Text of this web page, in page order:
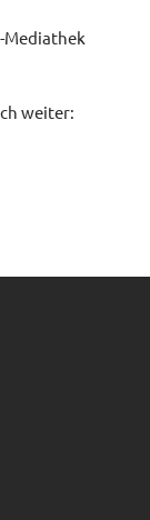
Mediathek
weiter: